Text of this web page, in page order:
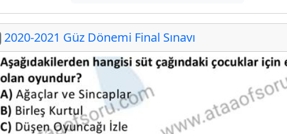
2020-2021 Güz Dönemi Final Sınavı